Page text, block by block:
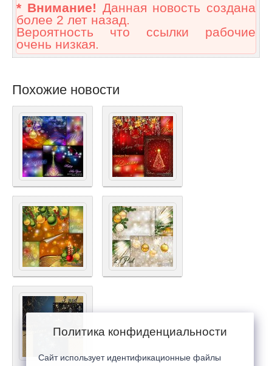
* Внимание! Данная новость создана
более 2 лет назад.
Вероятность что ссылки рабочие
очень низкая.
Похожие новости
Политика конфиденциальности
Сайт использует идентификационные файлы